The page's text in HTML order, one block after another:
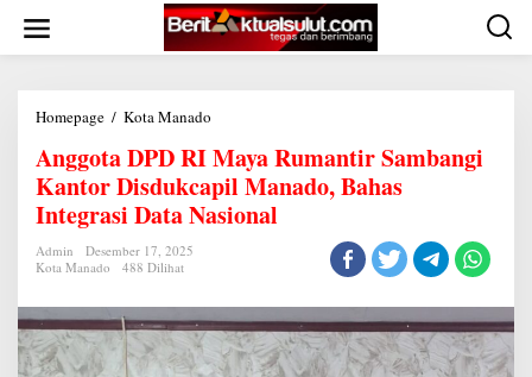
konten
Homepage / Kota Manado
RI
Maya
Rumantir
Sambangi
Kantor
Data
Nasional
Anggota DPD RI Maya Rumantir Sambangi
Kantor Disdukcapil Manado, Bahas
Integrasi Data Nasional
Admin
Desember 17, 2025
Kota Manado
488 Dilihat